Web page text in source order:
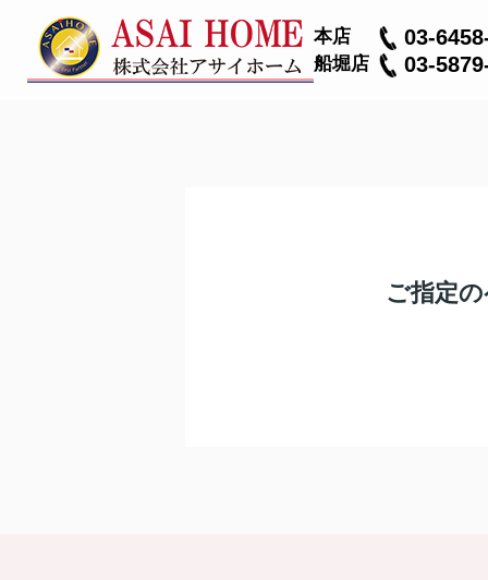
本店 03-
船堀店 03-
ご指定